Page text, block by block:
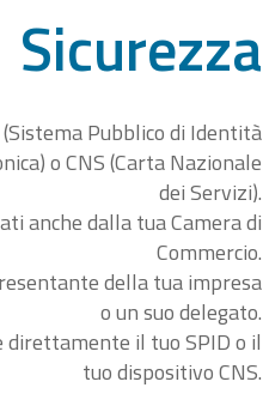
Sicurezza
Pubblico di Identità
o CNS (Carta Nazionale
dei Servizi).
anche dalla tua Camera di
Commercio.
della tua impresa
o un suo delegato.
il tuo SPID o il
tuo dispositivo CNS.